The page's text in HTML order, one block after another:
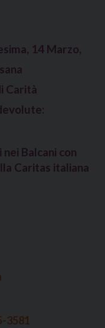
14 Marzo,
Carità
Balcani con
Caritas italiana
3581